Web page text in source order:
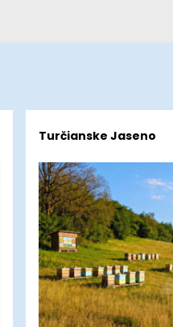
Turčianske Jaseno